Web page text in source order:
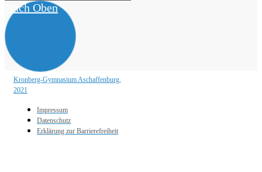
Nach Oben
Kronberg-Gymnasium Aschaffenburg,
2021
Impressum
Datenschutz
Erklärung zur Barrierefreiheit